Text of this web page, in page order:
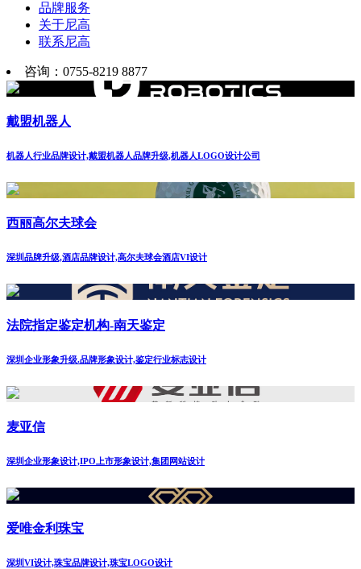
品牌服务
关于尼高
联系尼高
咨询：0755-8219 8877
戴盟机器人
机器人行业品牌设计,戴盟机器人品牌升级,机器人LOGO设计公司
西丽高尔夫球会
深圳品牌升级,酒店品牌设计,高尔夫球会酒店VI设计
法院指定鉴定机构-南天鉴定
深圳企业形象升级.品牌形象设计,鉴定行业标志设计
麦亚信
深圳企业形象设计,IPO上市形象设计,集团网站设计
爱唯金利珠宝
深圳VI设计,珠宝品牌设计,珠宝LOGO设计